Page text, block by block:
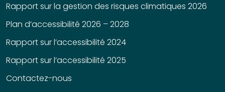
Rapport sur la gestion des risques climatiques 2026
Plan d’accessibilité 2026 – 2028
Rapport sur l’accessibilité 2024
Rapport sur l’accessibilité 2025
Contactez-nous